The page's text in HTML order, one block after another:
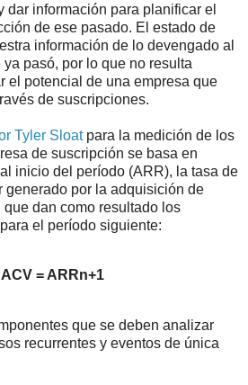
dar información para planificar el
de ese pasado. El estado de
información de lo devengado al
pasó, por lo que no resulta
el potencial de una empresa que
de suscripciones.
Tyler Sloatpara la medición de los
de suscripción se basa en
inicio del período (ARR), la tasa de
generado por la adquisición de
dan como resultado los
el período siguiente:
= ARRn+1
que se deben analizar
recurrentes y eventos de única